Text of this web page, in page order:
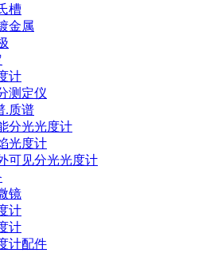
槽
金属
计
测定仪
.质谱
分光光度计
光度计
可见分光光度计
镜
计
计
计配件